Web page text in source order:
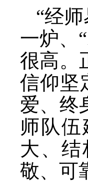
“经
一炉、
很高。
信仰坚
爱、终
师队
大、
敬、可